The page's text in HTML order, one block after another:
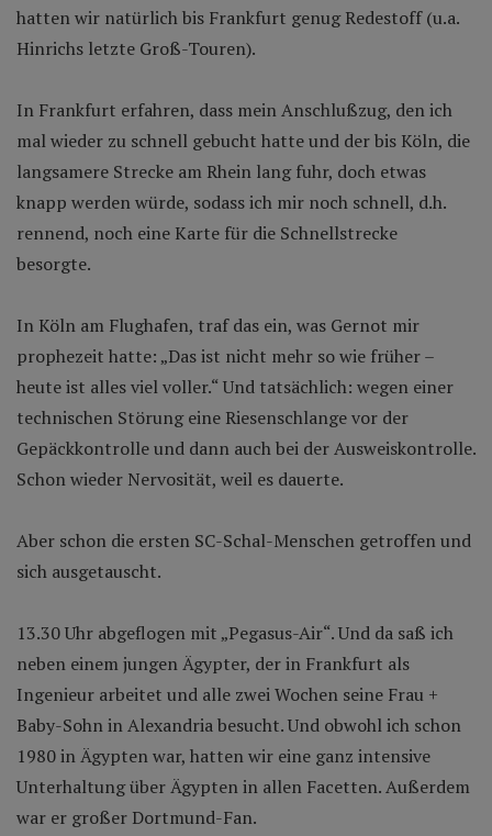
hatten wir natürlich bis Frankfurt genug Redestoff (u.a.
Hinrichs letzte Groß-Touren).
In Frankfurt erfahren, dass mein Anschlußzug, den ich
mal wieder zu schnell gebucht hatte und der bis Köln, die
langsamere Strecke am Rhein lang fuhr, doch etwas
knapp werden würde, sodass ich mir noch schnell, d.h.
rennend, noch eine Karte für die Schnellstrecke
besorgte.
In Köln am Flughafen, traf das ein, was Gernot mir
prophezeit hatte: „Das ist nicht mehr so wie früher –
heute ist alles viel voller.“ Und tatsächlich: wegen einer
technischen Störung eine Riesenschlange vor der
Gepäckkontrolle und dann auch bei der Ausweiskontrolle.
Schon wieder Nervosität, weil es dauerte.
Aber schon die ersten SC-Schal-Menschen getroffen und
sich ausgetauscht.
13.30 Uhr abgeflogen mit „Pegasus-Air“. Und da saß ich
neben einem jungen Ägypter, der in Frankfurt als
Ingenieur arbeitet und alle zwei Wochen seine Frau +
Baby-Sohn in Alexandria besucht. Und obwohl ich schon
1980 in Ägypten war, hatten wir eine ganz intensive
Unterhaltung über Ägypten in allen Facetten. Außerdem
war er großer Dortmund-Fan.